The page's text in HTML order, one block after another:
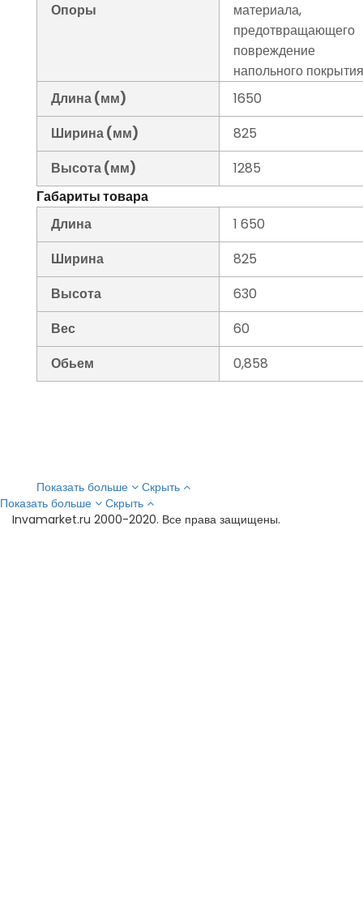
Опоры
материала,
предотвращающего
повреждение
напольного
Длина (мм)
1650
Ширина (мм)
825
Высота (мм)
1285
Габариты товара
Длина
1 650
Ширина
825
Высота
630
Вес
60
Обьем
0,858
Показать больше
Скрыть
Показать больше
Скрыть
Invamarket.ru 2000-2020. Все права защищены.